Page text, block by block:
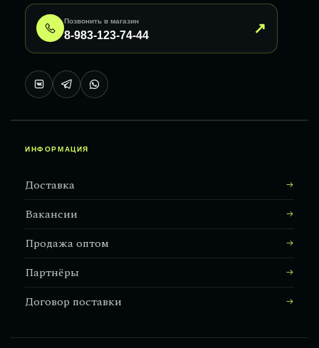
Позвонить в магазин
8-983-123-74-44 ↗
ИНФОРМАЦИЯ
Доставка
Вакансии
Продажа оптом
Партнёры
Договор поставки